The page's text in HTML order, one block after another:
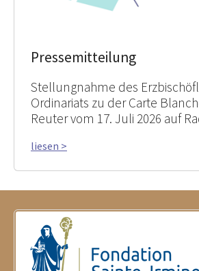
Pressemitteilung
Stellungnahme des
Ordinariats zu der Carte
Reuter vom 17. Juli 2026 auf
liesen >